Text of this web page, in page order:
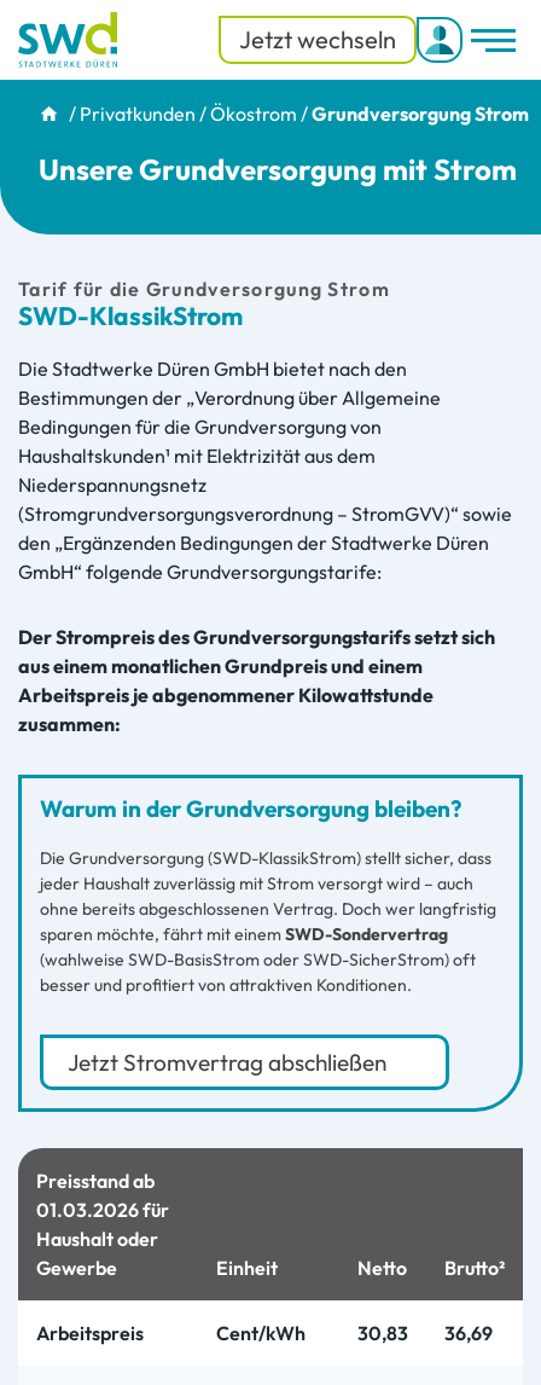
Jetzt wechseln
/ Privatkunden /Ökostrom /Grundversorgung Strom
Unsere Grundversorgung mit Strom
SWD-KlassikStrom
Tarif für die Grundversorgung Strom
Die Stadtwerke Düren GmbH bietet nach den
Bestimmungen der „Verordnung über Allgemeine
Bedingungen für die Grundversorgung von
Haushaltskunden¹ mit Elektrizität aus dem
Niederspannungsnetz
(Stromgrundversorgungsverordnung – StromGVV)“ sowie
den „Ergänzenden Bedingungen der Stadtwerke Düren
GmbH“ folgende Grundversorgungstarife:
Der Strompreis des Grundversorgungstarifs setzt sich
aus einem monatlichen Grundpreis und einem
Arbeitspreis je abgenommener Kilowattstunde
zusammen:
Warum in der Grundversorgung bleiben?
Die Grundversorgung (SWD-KlassikStrom) stellt sicher, dass
jeder Haushalt zuverlässig mit Strom versorgt wird – auch
ohne bereits abgeschlossenen Vertrag. Doch wer langfristig
sparen möchte, fährt mit einemSWD-Sondervertrag
(wahlweise SWD-BasisStrom oder SWD-SicherStrom) oft
besser und profitiert von attraktiven Konditionen.
Jetzt Stromvertrag abschließen
Preisstand ab
01.03.2026 für
Haushalt oder
Gewerbe
Einheit Netto Brutto²
Arbeitspreis Cent/kWh 30,83 36,69